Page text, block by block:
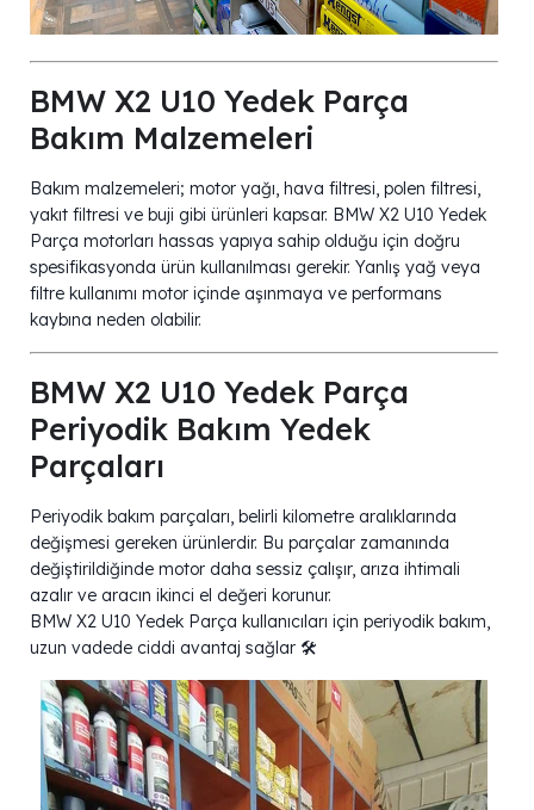
BMW X2 U10 Yedek Parça
Bakım Malzemeleri
Bakım malzemeleri; motor yağı, hava filtresi, polen filtresi,
yakıt filtresi ve buji gibi ürünleri kapsar. BMW X2 U10 Yedek
Parça motorları hassas yapıya sahip olduğu için doğru
spesifikasyonda ürün kullanılması gerekir. Yanlış yağ veya
filtre kullanımı motor içinde aşınmaya ve performans
kaybına neden olabilir.
BMW X2 U10 Yedek Parça
Periyodik Bakım Yedek
Parçaları
Periyodik bakım parçaları, belirli kilometre aralıklarında
değişmesi gereken ürünlerdir. Bu parçalar zamanında
değiştirildiğinde motor daha sessiz çalışır, arıza ihtimali
azalır ve aracın ikinci el değeri korunur.
BMW X2 U10 Yedek Parça kullanıcıları için periyodik bakım,
uzun vadede ciddi avantaj sağlar 🛠️